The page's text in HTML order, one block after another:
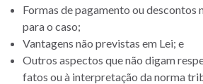
Formas de pagamento ou descontos
para o caso;
Vantagens não previstas em Lei; e
Outros aspectos que não digam
fatos ou à interpretação da norma